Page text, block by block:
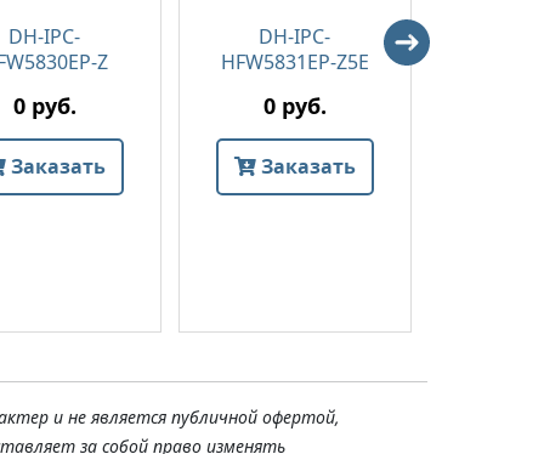
DH-IPC-
Z
0 руб.
Заказать
DH-IPC-
HFW5831EP-Z5E
0 руб.
Заказать
и не является публичной офертой,
за собой право изменять